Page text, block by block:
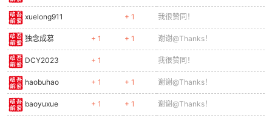
xuelong911 + 1 我很赞同！
独念成慕 + 1 + 1 谢谢@Thanks！
DCY2023 + 1 我很赞同！
haobuhao + 1 + 1 谢谢@Thanks！
baoyuxue + 1 + 1 谢谢@Thanks！